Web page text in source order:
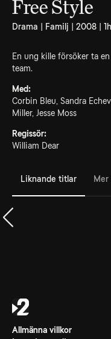
Free Style
Drama | Familj | 2008 |
En ung kille försöker ta
team.
Med:
Corbin Bleu, Sandra
Miller, Jesse Moss
Regissör:
William Dear
Liknande titlar
Allmänna villkor